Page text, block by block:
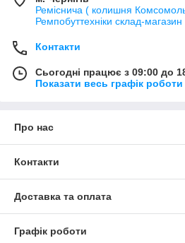
Реміснича ( колишня
Ремпобуттехніки склад-
Контакти
Сьогодні працює з 09:00 до
Показати весь графік роботи
Про нас
Контакти
Доставка та оплата
Графік роботи